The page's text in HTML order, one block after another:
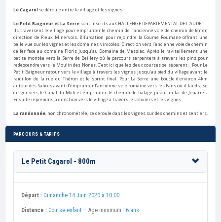
Le Cagarol se déroule entre le village et les vignes
Le Petit Baigneur et La Serre sont inscrits au CHALLENGE DEPARTEMENTAL DE L'AUDE
Ils traversent le village pour emprunter le chemin de l’ancienne voie de chemin de fer en
direction de Rieux Minervois. Bifurcation pour rejoindre la Coume Roumane offrant une
belle vue sur les vignes et les domaines vinicoles. Direction vers l’ancienne voie de chemin
de fer face au domaine Floris jusqu’au Domaine de Massiac. Après le ravitaillement une
petite montée vers la Serre de Beillery où le parcours serpentera à travers les pins pour
redescendre vers le Moulin des Nones. C’est ici que les deux courses se séparent : Pour Le
Petit Baigneur retour vers le village à travers les vignes jusqu’au pied du village avant le
raidillon de la rue du Théron et le sprint final. Pour La Serre une boucle d’environ 4km
autour des Salices avant d’emprunter l’ancienne voie romaine vers les Fans où il faudra se
diriger vers le Canal du Midi et emprunter le chemin de halage jusqu’au lac de Jouarres.
Ensuite reprendre la direction vers le village à travers les oliviers et les vignes.
La randonnée, non chronométrée, se déroule dans les vignes sur des chemins et sentiers.
PARCOURS & TARIFS
Le Petit Cagarol - 800m
Départ : Dimanche 14 Juin 2020 à 10:00
Distance : Course enfant — Age minimum : 6 ans